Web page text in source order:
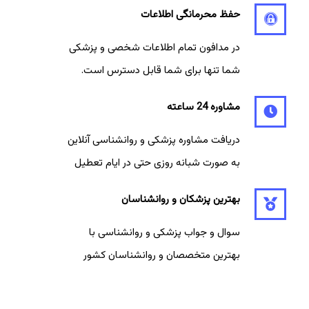
حفظ محرمانگی اطلاعات
در مدافون تمام اطلاعات شخصی و پزشکی
شما تنها برای شما قابل دسترس است.
مشاوره 24 ساعته
دریافت مشاوره پزشکی و روانشناسی آنلاین
به صورت شبانه روزی حتی در ایام تعطیل
بهترین پزشکان و روانشناسان
سوال و جواب پزشکی و روانشناسی با
بهترین متخصصان و روانشناسان کشور